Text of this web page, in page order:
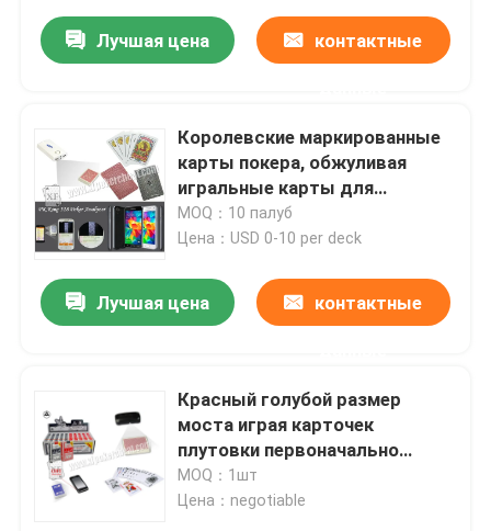
Лучшая цена контактные
Королевские маркированные
карты покера, обжуливая
игральные карты для
ультракрасного анализатора
покера камеры
MOQ：10 палуб
Цена：USD 0-10 per deck
Лучшая цена контактные
Красный голубой размер
моста играя карточек
плутовки первоначально
бумаги для анализатора
покера
MOQ：1шт
Цена：negotiable